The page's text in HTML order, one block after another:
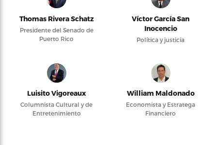
Thomas Rivera Schatz
Presidente del Senado de
Puerto Rico
Víctor García San
Inocencio
Política y justicia
Luisito Vigoreaux
Columnista Cultural y de
Entretenimiento
William Maldonado
Economista y Estratega
Financiero